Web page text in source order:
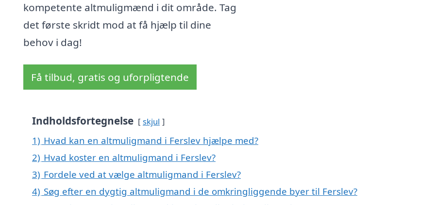
kompetente altmuligmænd i dit område. Tag
det første skridt mod at få hjælp til dine
behov i dag!
Få tilbud, gratis og uforpligtende
Indholdsfortegnelse skjul
1) Hvad kan en altmuligmand i Ferslev hjælpe med?
2) Hvad koster en altmuligmand i Ferslev?
3) Fordele ved at vælge altmuligmand i Ferslev?
4) Søg efter en dygtig altmuligmand i de omkringliggende byer til Ferslev?